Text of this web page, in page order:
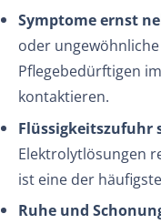
Symptome ernst
oder
Pflegebedürftigen
kontaktieren.
Flüssigkeitszufuhr
Elektrolytlösungen
ist eine der
Ruhe und